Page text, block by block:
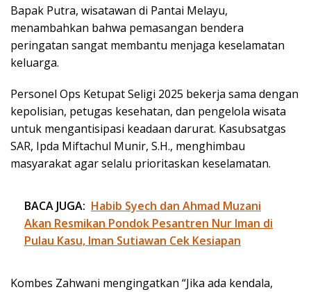
Bapak Putra, wisatawan di Pantai Melayu,
menambahkan bahwa pemasangan bendera
peringatan sangat membantu menjaga keselamatan
keluarga.
Personel Ops Ketupat Seligi 2025 bekerja sama dengan
kepolisian, petugas kesehatan, dan pengelola wisata
untuk mengantisipasi keadaan darurat. Kasubsatgas
SAR, Ipda Miftachul Munir, S.H., menghimbau
masyarakat agar selalu prioritaskan keselamatan.
BACA JUGA: Habib Syech dan Ahmad Muzani
Akan Resmikan Pondok Pesantren Nur Iman di
Pulau Kasu, Iman Sutiawan Cek Kesiapan
Kombes Zahwani mengingatkan “Jika ada kendala,